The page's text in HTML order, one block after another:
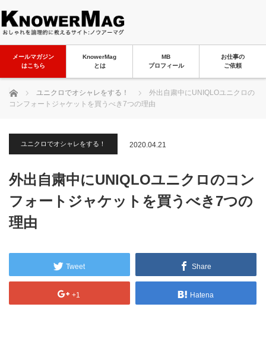
メールマガジン
はこちら
KnowerMag
とは
MB
プロフィール
お仕事の
ご依頼
ホーム ユニクロでオシャレをする！
外出自粛中にUNIQLOユニクロの
コンフォートジャケットを買うべき7つの理由
ユニクロでオシャレをする！ 2020.04.21
外出自粛中にUNIQLOユニクロのコン
フォートジャケットを買うべき7つの
理由
Tweet Share
+1 Hatena